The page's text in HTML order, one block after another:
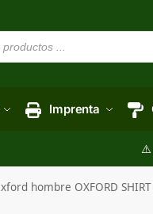
Imprenta
⚠️
hombre OXFORD SHIRT